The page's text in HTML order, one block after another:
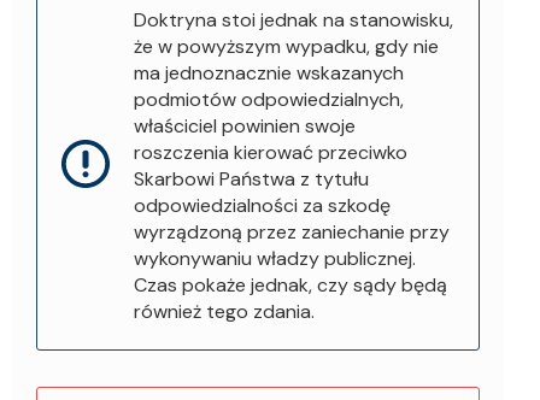
Doktryna stoi jednak na stanowisku,
że w powyższym wypadku, gdy nie
ma jednoznacznie wskazanych
podmiotów odpowiedzialnych,
właściciel powinien swoje
roszczenia kierować przeciwko
Skarbowi Państwa z tytułu
odpowiedzialności za szkodę
wyrządzoną przez zaniechanie przy
wykonywaniu władzy publicznej.
Czas pokaże jednak, czy sądy będą
również tego zdania.